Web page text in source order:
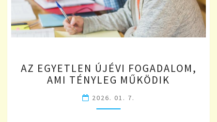
EGYETLEN
ÚJÉVI
AMI
TÉNYLEG
AZ EGYETLEN ÚJÉVI FOGADALOM,
AMI TÉNYLEG MŰKÖDIK
2026. 01. 7.